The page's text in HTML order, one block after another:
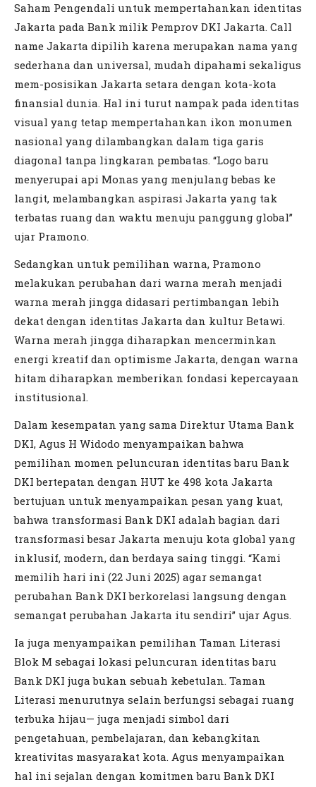
Saham Pengendali untuk mempertahankan identitas
Jakarta pada Bank milik Pemprov DKI Jakarta. Call
name Jakarta dipilih karena merupakan nama yang
sederhana dan universal, mudah dipahami sekaligus
mem-posisikan Jakarta setara dengan kota-kota
finansial dunia. Hal ini turut nampak pada identitas
visual yang tetap mempertahankan ikon monumen
nasional yang dilambangkan dalam tiga garis
diagonal tanpa lingkaran pembatas. “Logo baru
menyerupai api Monas yang menjulang bebas ke
langit, melambangkan aspirasi Jakarta yang tak
terbatas ruang dan waktu menuju panggung global”
ujar Pramono.
Sedangkan untuk pemilihan warna, Pramono
melakukan perubahan dari warna merah menjadi
warna merah jingga didasari pertimbangan lebih
dekat dengan identitas Jakarta dan kultur Betawi.
Warna merah jingga diharapkan mencerminkan
energi kreatif dan optimisme Jakarta, dengan warna
hitam diharapkan memberikan fondasi kepercayaan
institusional.
Dalam kesempatan yang sama Direktur Utama Bank
DKI, Agus H Widodo menyampaikan bahwa
pemilihan momen peluncuran identitas baru Bank
DKI bertepatan dengan HUT ke 498 kota Jakarta
bertujuan untuk menyampaikan pesan yang kuat,
bahwa transformasi Bank DKI adalah bagian dari
transformasi besar Jakarta menuju kota global yang
inklusif, modern, dan berdaya saing tinggi. “Kami
memilih hari ini (22 Juni 2025) agar semangat
perubahan Bank DKI berkorelasi langsung dengan
semangat perubahan Jakarta itu sendiri” ujar Agus.
Ia juga menyampaikan pemilihan Taman Literasi
Blok M sebagai lokasi peluncuran identitas baru
Bank DKI juga bukan sebuah kebetulan. Taman
Literasi menurutnya selain berfungsi sebagai ruang
terbuka hijau— juga menjadi simbol dari
pengetahuan, pembelajaran, dan kebangkitan
kreativitas masyarakat kota. Agus menyampaikan
hal ini sejalan dengan komitmen baru Bank DKI